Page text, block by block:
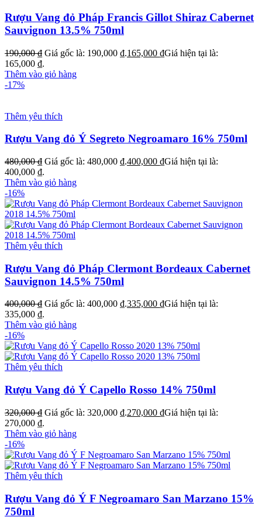
Rượu Vang đỏ Pháp Francis Gillot Shiraz Cabernet
Sauvignon 13.5% 750ml
190,000₫ Giá gốc là: 190,000 ₫.165,000 ₫Giá hiện tại là:
165,000 ₫.
Thêm vào giỏ hàng
-17%
Thêm yêu thích
Rượu Vang đỏ Ý Segreto Negroamaro 16% 750ml
480,000₫ Giá gốc là: 480,000 ₫.400,000 ₫Giá hiện tại là:
400,000 ₫.
Thêm vào giỏ hàng
-16%
Thêm yêu thích
Rượu Vang đỏ Pháp Clermont Bordeaux Cabernet
Sauvignon 14.5% 750ml
400,000₫ Giá gốc là: 400,000 ₫.335,000 ₫Giá hiện tại là:
335,000 ₫.
Thêm vào giỏ hàng
-16%
Thêm yêu thích
Rượu Vang đỏ Ý Capello Rosso 14% 750ml
320,000₫ Giá gốc là: 320,000 ₫.270,000 ₫Giá hiện tại là:
270,000 ₫.
Thêm vào giỏ hàng
-16%
Thêm yêu thích
Rượu Vang đỏ Ý F Negroamaro San Marzano 15%
750ml